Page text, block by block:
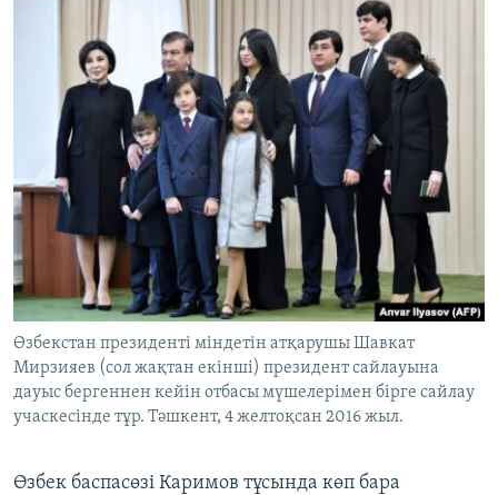
Өзбекстан президенті міндетін атқарушы Шавкат
Мирзияев (сол жақтан екінші) президент сайлауына
дауыс бергеннен кейін отбасы мүшелерімен бірге сайлау
учаскесінде тұр. Тәшкент, 4 желтоқсан 2016 жыл.
Өзбек баспасөзі Каримов тұсында көп бара